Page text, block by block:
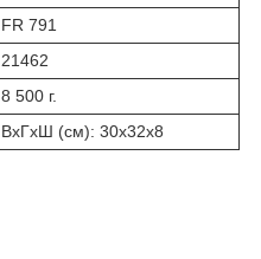
FR 791
21462
8 500 г.
ВхГхШ (см): 30х32х8